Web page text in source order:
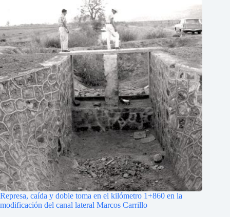
Represa, caída y doble toma en el kilómetro 1+860 en la
modificación del canal lateral Marcos Carrillo